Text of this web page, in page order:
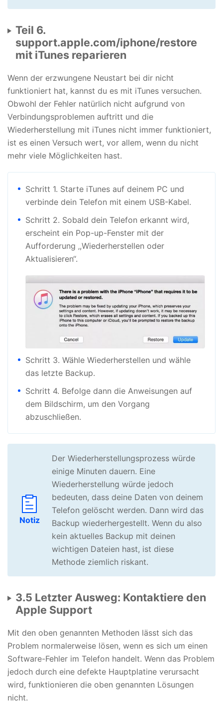
Teil 6.
support.apple.com/iphone/restore
mit iTunes reparieren
Wenn der erzwungene Neustart bei dir nicht
funktioniert hat, kannst du es mit iTunes versuchen.
Obwohl der Fehler natürlich nicht aufgrund von
Verbindungsproblemen auftritt und die
Wiederherstellung mit iTunes nicht immer funktioniert,
ist es einen Versuch wert, vor allem, wenn du nicht
mehr viele Möglichkeiten hast.
Schritt 1. Starte iTunes auf deinem PC und
verbinde dein Telefon mit einem USB-Kabel.
Schritt 2. Sobald dein Telefon erkannt wird,
erscheint ein Pop-up-Fenster mit der
Aufforderung ‚,Wiederherstellen oder
Aktualisieren‘‘.
Schritt 3. Wähle Wiederherstellen und wähle
das letzte Backup.
Schritt 4. Befolge dann die Anweisungen auf
dem Bildschirm, um den Vorgang
abzuschließen.
Notiz
Der Wiederherstellungsprozess würde
einige Minuten dauern. Eine
Wiederherstellung würde jedoch
bedeuten, dass deine Daten von deinem
Telefon gelöscht werden. Dann wird das
Backup wiederhergestellt. Wenn du also
kein aktuelles Backup mit deinen
wichtigen Dateien hast, ist diese
Methode ziemlich riskant.
3.5 Letzter Ausweg: Kontaktiere den
Apple Support
Mit den oben genannten Methoden lässt sich das
Problem normalerweise lösen, wenn es sich um einen
Software-Fehler im Telefon handelt. Wenn das Problem
jedoch durch eine defekte Hauptplatine verursacht
wird, funktionieren die oben genannten Lösungen
nicht.